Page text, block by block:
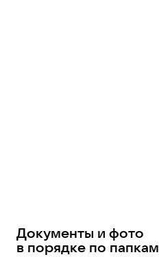
Документы и фото
в порядке по папкам